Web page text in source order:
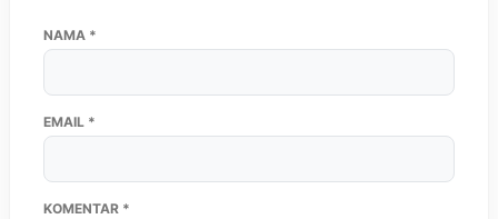
KOMENTAR *
NAMA *
EMAIL *